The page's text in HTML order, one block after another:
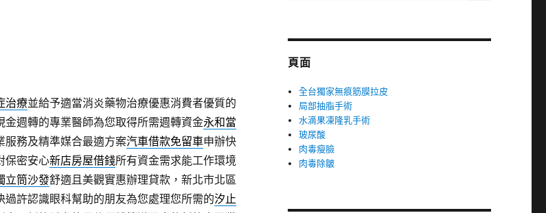
治療並給予適當消炎藥物治療優惠消費者優質的
金週轉的專業醫師為您取得所需週轉資金永和當
服務及精準媒合最適方案汽車借款免留車申辦快
保密安心新店房屋借錢所有資金需求能工作環境
立筒沙發舒適且美觀實惠辦理貸款，新北市北區
過許認識眼科幫助的朋友為您處理您所需的汐止
字:
頁面
全台獨家無痕筋膜拉皮
局部抽脂手術
水滴果凍隆乳手術
玻尿酸
肉毒瘦臉
肉毒除皺